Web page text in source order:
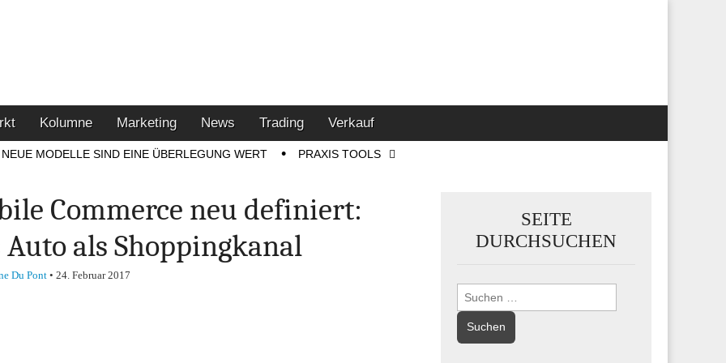
Kolumne Marketing News Trading Verkauf
NEUE MODELLE SIND EINE ÜBERLEGUNG WERT PRAXIS TOOLS
Commerce neu definiert:
Auto als Shoppingkanal
Du Pont• 24. Februar 2017
SEITE
DURCHSUCHEN
Suchen
nach: